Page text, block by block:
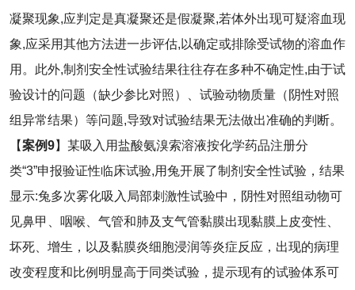
凝聚现象,应判定是真凝聚还是假凝聚,若体外出现可疑溶血现
象,应采用其他方法进一步评估,以确定或排除受试物的溶血作
用。此外,制剂安全性试验结果往往存在多种不确定性,由于试
验设计的问题（缺少参比对照）、试验动物质量（阴性对照
组异常结果）等问题,导致对试验结果无法做出准确的判断。
【案例9】某吸入用盐酸氨溴索溶液按化学药品注册分
类“3”申报验证性临床试验,用兔开展了制剂安全性试验，结果
显示:兔多次雾化吸入局部刺激性试验中，阴性对照组动物可
见鼻甲、咽喉、气管和肺及支气管黏膜出现黏膜上皮变性、
坏死、增生，以及黏膜炎细胞浸润等炎症反应，出现的病理
改变程度和比例明显高于同类试验，提示现有的试验体系可